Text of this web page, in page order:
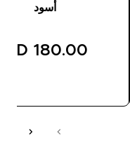
أسود
180.00 AED‎